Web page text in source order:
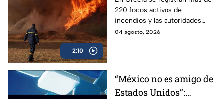
2:10
220 focos activos de
incendios y las autoridades
han detenido a más de 30
04 agosto, 2026
“México no es amigo de
Estados Unidos”: